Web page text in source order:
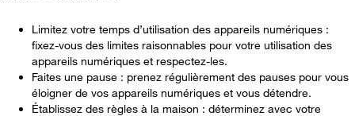
Limitez votre temps d’utilisation des appareils numériques :
fixez-vous des limites raisonnables pour votre utilisation des
appareils numériques et respectez-les.
Faites une pause : prenez régulièrement des pauses pour vous
éloigner de vos appareils numériques et vous détendre.
Établissez des règles à la maison : déterminez avec votre